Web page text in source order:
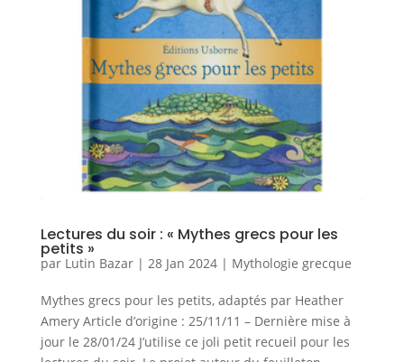
Lectures du soir : « Mythes grecs pour les
petits »
par Lutin Bazar| 28 Jan 2024| Mythologie grecque
Mythes grecs pour les petits, adaptés par Heather
Amery Article d’origine : 25/11/11 – Dernière mise à
jour le 28/01/24 J’utilise ce joli petit recueil pour les